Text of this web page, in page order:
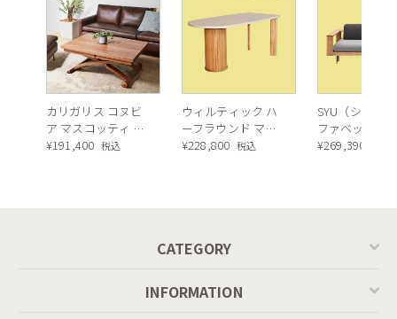
カリガリス コヌビ
ア マスコッティ 伸
長・昇降式テーブ
¥191,400 税込
ウィルティック ハ
ーフラウンド マテ
ィエラ塗装 ダイニ
¥228,800 税込
SYU（シュウ
ファベッド（
ュラル）
¥269,390
CATEGORY
INFORMATION